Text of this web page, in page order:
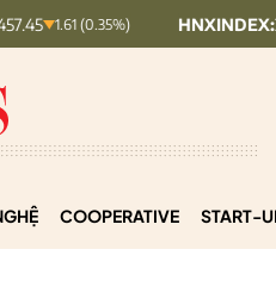
(0.35%) HNXINDEX:295.79
COOPERATIVE START-